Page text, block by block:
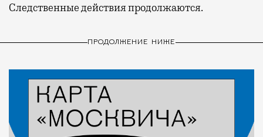
Следственные действия продолжаются.
ПРОДОЛЖЕНИЕ НИЖЕ